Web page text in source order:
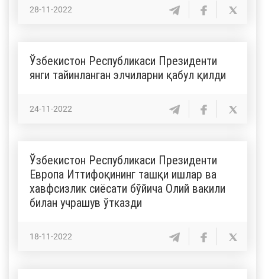
28-11-2022
Ўзбекистон Республикаси Президенти
янги тайинланган элчиларни қабул қилди
24-11-2022
Ўзбекистон Республикаси Президенти
Европа Иттифоқининг ташқи ишлар ва
хавфсизлик сиёсати бўйича Олий вакили
билан учрашув ўтказди
18-11-2022